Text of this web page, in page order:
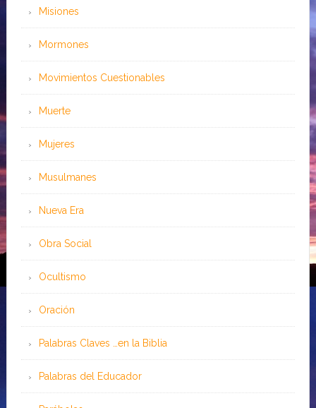
Misiones
Mormones
Movimientos Cuestionables
Muerte
Mujeres
Musulmanes
Nueva Era
Obra Social
Ocultismo
Oración
Palabras Claves …en la Biblia
Palabras del Educador